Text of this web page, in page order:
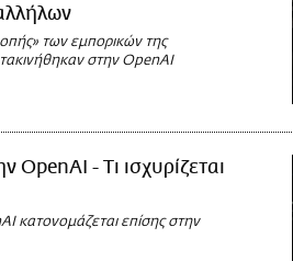
των εμπορικών της
στην OpenAI
OpenAI - Τι ισχυρίζεται
κατονομάζεται επίσης στην